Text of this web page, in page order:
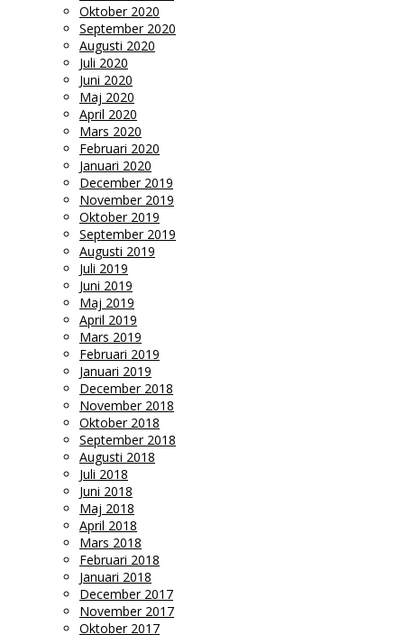
Oktober 2020
September 2020
Augusti 2020
Juli 2020
Juni 2020
Maj 2020
April 2020
Mars 2020
Februari 2020
Januari 2020
December 2019
November 2019
Oktober 2019
September 2019
Augusti 2019
Juli 2019
Juni 2019
Maj 2019
April 2019
Mars 2019
Februari 2019
Januari 2019
December 2018
November 2018
Oktober 2018
September 2018
Augusti 2018
Juli 2018
Juni 2018
Maj 2018
April 2018
Mars 2018
Februari 2018
Januari 2018
December 2017
November 2017
Oktober 2017